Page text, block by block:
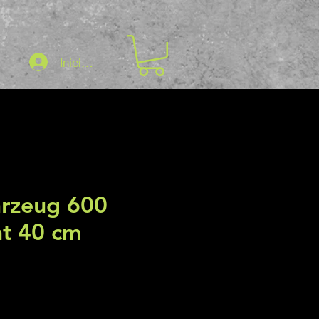
Iniciar sesión
600
40 cm